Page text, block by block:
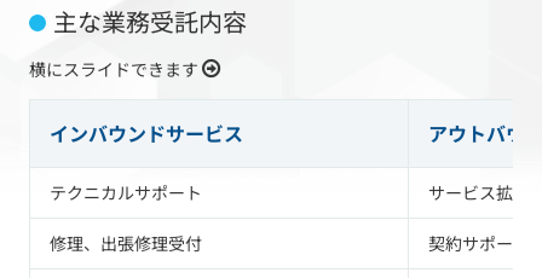
主な業務受託内容
横にスライドできます
インバウンドサービス アウトバウ
テクニカルサポート サービス拡販
修理、出張修理受付 契約サポート